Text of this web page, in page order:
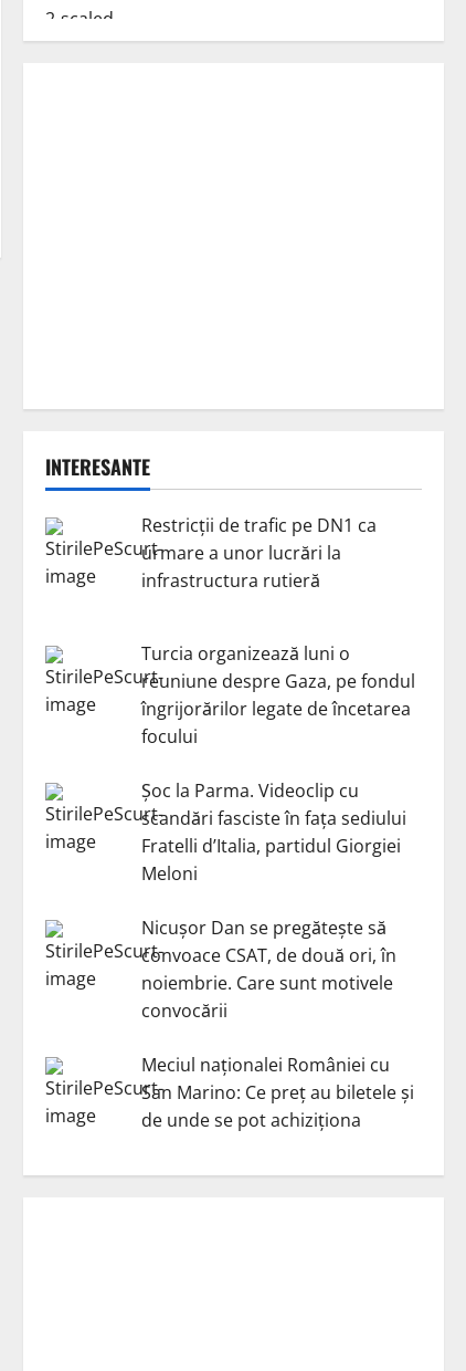
INTERESANTE
Restricții de trafic pe DN1 ca
urmare a unor lucrări la
infrastructura rutieră
Turcia organizează luni o
reuniune despre Gaza, pe fondul
îngrijorărilor legate de încetarea
focului
Șoc la Parma. Videoclip cu
scandări fasciste în fața sediului
Fratelli d’Italia, partidul Giorgiei
Meloni
Nicuşor Dan se pregăteşte să
convoace CSAT, de două ori, în
noiembrie. Care sunt motivele
convocării
Meciul naționalei României cu
San Marino: Ce preț au biletele și
de unde se pot achiziționa